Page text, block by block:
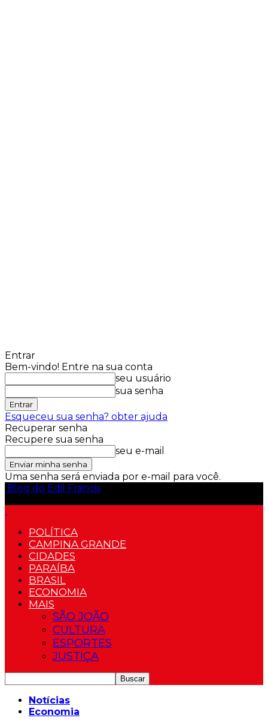
Entrar
Bem-vindo! Entre na sua conta
seu usuário
sua senha
Esqueceu sua senha? obter ajuda
Recuperar senha
Recupere sua senha
seu e-mail
Uma senha será enviada por e-mail para você.
Blog do Edil Francis
POLÍTICA
CAMPINA GRANDE
CIDADES
PARAÍBA
BRASIL
ECONOMIA
MAIS
SÃO JOÃO
CULTURA
ESPORTES
JUSTIÇA
Notícias
Economia